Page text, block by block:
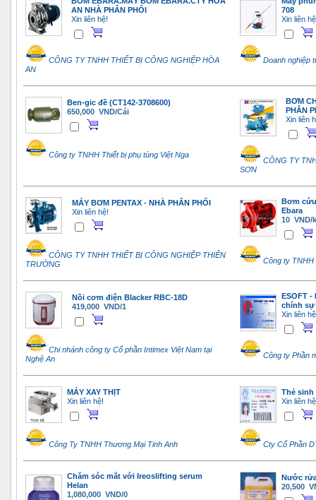
AN NHÀ PHÂN PHỐI
Xin liên hệ!
CÔNG TY TNHH THIẾT BỊ CÔNG NGHIỆP HÒA
AN
708
Xin liên
Doanh nghiệp
Ben-gic đề (CT142-3708600)
650,000 VND/Cái
Công ty TNHH Thiết bị phụ tùng Việt Nga
BƠM
PHÂN
Xin liên
CÔNG TY
SƠN
MÁY BƠM PENTAX - NHÀ PHÂN PHỐI
Xin liên hệ!
CÔNG TY TNHH THIẾT BỊ CÔNG NGHIỆP THIÊN
TRƯỜNG
Bơm
Ebara
10 VND/
Công ty TNHH
Nồi cơm điện Blacker RBC-18D
419,000 VND/1
Chi nhánh công ty Cổ phần Intimex Việt Nam tại
Nghệ An
ESOFT
chính sự
Xin liên
Công ty Phần
MÁY XAY THỊT
Xin liên hệ!
Công Ty TNHH Thương Mại Tinh Anh
Thẻ sinh
Xin liên
Cty Cổ Phần
Chăm sóc mắt với Ireoslifting serum
Helan
1,080,000 VND/0
Nước
20,500